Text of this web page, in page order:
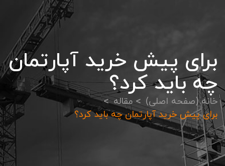
برای پیش خرید آپارتمان
چه باید کرد؟
خانه (صفحه اصلی)
مقاله
برای پیش خرید آپارتمان چه باید کرد؟